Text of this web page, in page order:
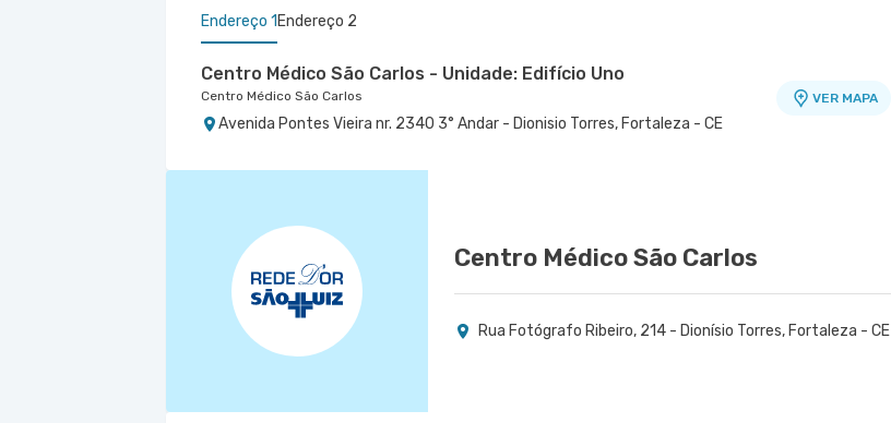
Endereço 1 Endereço 2
Centro Médico São Carlos - Unidade: Edifício Uno
Centro Médico São Carlos
Avenida Pontes Vieira nr. 2340 3° Andar - Dionisio Torres, Fortaleza - CE
VER MAPA
Oncologia D'Or Fujiday
Centro Médico São Carlos
Rua Fotógrafo Ribeiro, 214 - Dionísio Torres, Fortaleza - CE